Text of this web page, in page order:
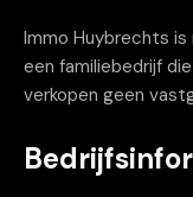
Immo Huybrechts
een familiebedrijf
verkopen geen